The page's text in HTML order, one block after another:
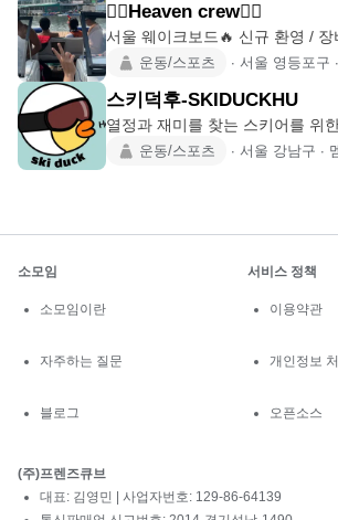
🏄‍♀️Heaven crew🏄🏾
서울 웨이크보드🔥 신규 환영 / 장
티 모임 🌊 웨이크·
운동/스포츠 ∙ 서울 영등포구 ∙
스키덕후-SKIDUCKHU
열정과 재미를 찾는 스키어를 위한 스
스는 자유롭게⛷️
운동/스포츠 ∙ 서울 강남구 ∙
소모임
소모임이란
자주하는 질문
블로그
서비스 정책
이용약관
개인정보
오픈소스
(주)프렌즈큐브
대표: 김영민 | 사업자번호: 129-86-64139